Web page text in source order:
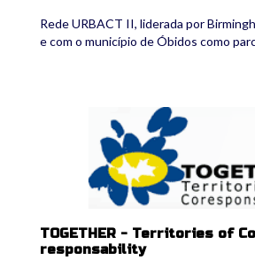
Rede URBACT II, liderada por
e com o município de Óbidos como
TOGETHER - Territories of
responsability